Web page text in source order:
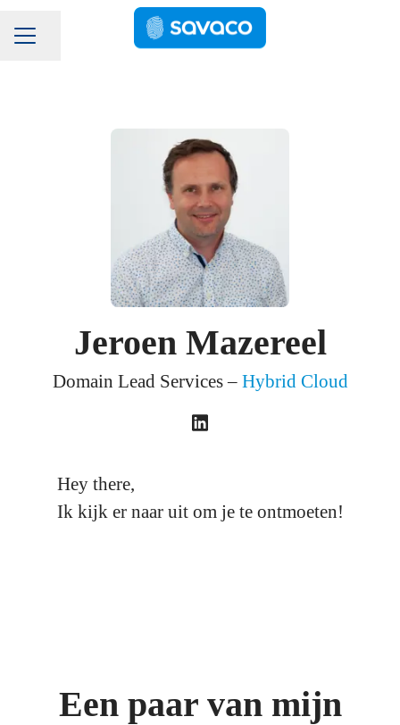
Carrièremenu
Pagina delen
Jeroen Mazereel
Domain Lead Services – Hybrid Cloud
Hey there,
Ik kijk er naar uit om je te ontmoeten!
Een paar van mijn